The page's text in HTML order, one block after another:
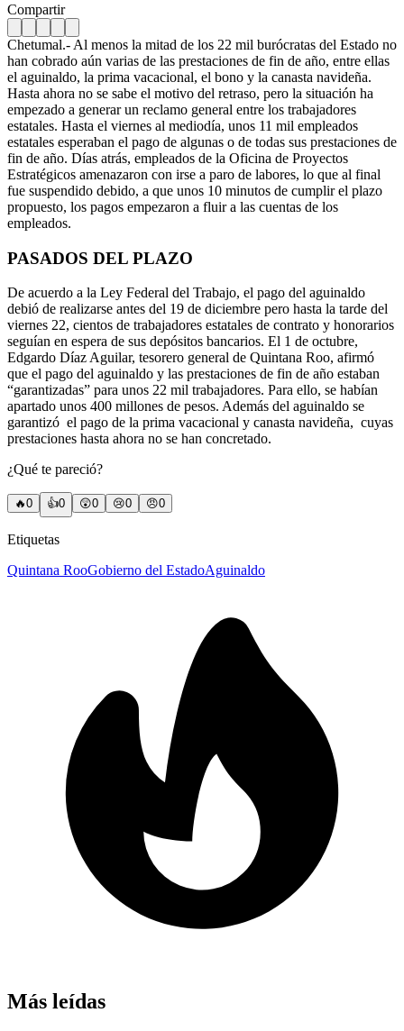
Compartir
Chetumal.- Al menos la mitad de los 22 mil burócratas del Estado no
han cobrado aún varias de las prestaciones de fin de año, entre ellas
el aguinaldo, la prima vacacional, el bono y la canasta navideña.
Hasta ahora no se sabe el motivo del retraso, pero la situación ha
empezado a generar un reclamo general entre los trabajadores
estatales. Hasta el viernes al mediodía, unos 11 mil empleados
estatales esperaban el pago de algunas o de todas sus prestaciones de
fin de año. Días atrás, empleados de la Oficina de Proyectos
Estratégicos amenazaron con irse a paro de labores, lo que al final
fue suspendido debido, a que unos 10 minutos de cumplir el plazo
propuesto, los pagos empezaron a fluir a las cuentas de los
empleados.
PASADOS DEL PLAZO
De acuerdo a la Ley Federal del Trabajo, el pago del aguinaldo
debió de realizarse antes del 19 de diciembre pero hasta la tarde del
viernes 22, cientos de trabajadores estatales de contrato y honorarios
seguían en espera de sus depósitos bancarios. El 1 de octubre,
Edgardo Díaz Aguilar, tesorero general de Quintana Roo, afirmó
que el pago del aguinaldo y las prestaciones de fin de año estaban
“garantizadas” para unos 22 mil trabajadores. Para ello, se habían
apartado unos 400 millones de pesos. Además del aguinaldo se
garantizó el pago de la prima vacacional y canasta navideña, cuyas
prestaciones hasta ahora no se han concretado.
¿Qué te pareció?
🔥0 👍0 😲0 😢0 😠0
Etiquetas
Quintana RooGobierno del EstadoAguinaldo
Más leídas